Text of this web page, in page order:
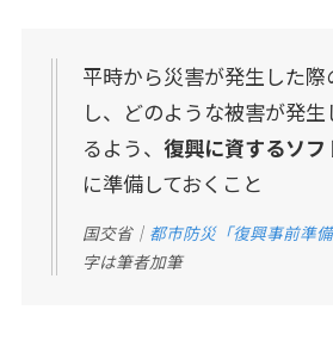
平時から災害が発生した
し、どのような被害が発生
るよう、 復興に資するソフ
に準備しておくこと
国交省｜ 都市防災「復興事前準備
字は筆者加筆